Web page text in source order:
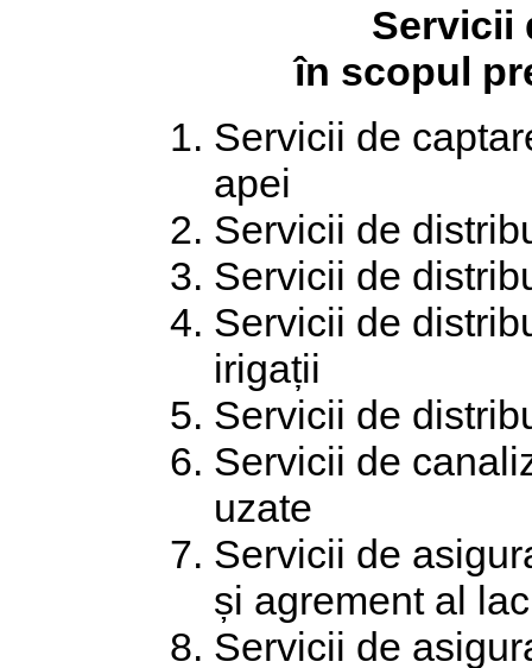
Servicii
în scopul
Servicii de
apei
Servicii de
Servicii de
Servicii de
irigații
Servicii de
Servicii de
uzate
Servicii de
și agrement al
Servicii de